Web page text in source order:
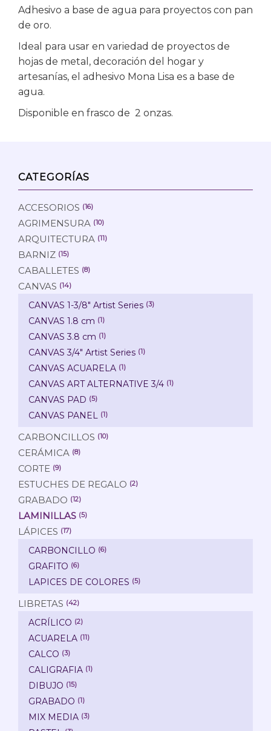
Adhesivo a base de agua para proyectos con pan
de oro.
Ideal para usar en variedad de proyectos de
hojas de metal, decoración del hogar y
artesanías, el adhesivo Mona Lisa es a base de
agua.
Disponible en frasco de 2 onzas.
CATEGORÍAS
ACCESORIOS (16)
AGRIMENSURA (10)
ARQUITECTURA (11)
BARNIZ (15)
CABALLETES (8)
CANVAS (14)
CANVAS 1-3/8" Artist Series (3)
CANVAS 1.8 cm (1)
CANVAS 3.8 cm (1)
CANVAS 3/4" Artist Series (1)
CANVAS ACUARELA (1)
CANVAS ART ALTERNATIVE 3/4 (1)
CANVAS PAD (5)
CANVAS PANEL (1)
CARBONCILLOS (10)
CERÁMICA (8)
CORTE (9)
ESTUCHES DE REGALO (2)
GRABADO (12)
LAMINILLAS (5)
LÁPICES (17)
CARBONCILLO (6)
GRAFITO (6)
LAPICES DE COLORES (5)
LIBRETAS (42)
ACRÍLICO (2)
ACUARELA (11)
CALCO (3)
CALIGRAFIA (1)
DIBUJO (15)
GRABADO (1)
MIX MEDIA (3)